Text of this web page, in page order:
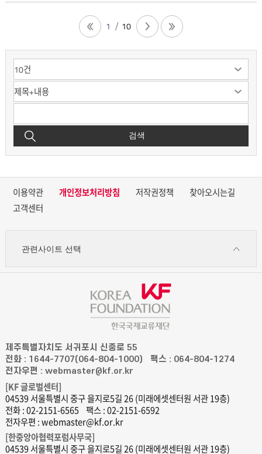
1 10
검색
이용약관 개인정보처리방침 저작권정책
찾아오시는길
고객센터
관련사이트 선택
제주특별자치도 서귀포시 신중로 55
전화 : 1644-7707(064-804-1000)
팩스 : 064-804-1274
전자우편 : webmaster@kf.or.kr
[KF 글로벌센터]
04539 서울특별시 중구 을지로5길 26 (미래에셋센터원 서관 19층)
전화 : 02-2151-6565 팩스 : 02-2151-6592
전자우편 : webmaster@kf.or.kr
[한중앙아협력포럼사무국]
04539 서울특별시 중구 을지로5길 26 (미래에셋센터원 서관 19층)